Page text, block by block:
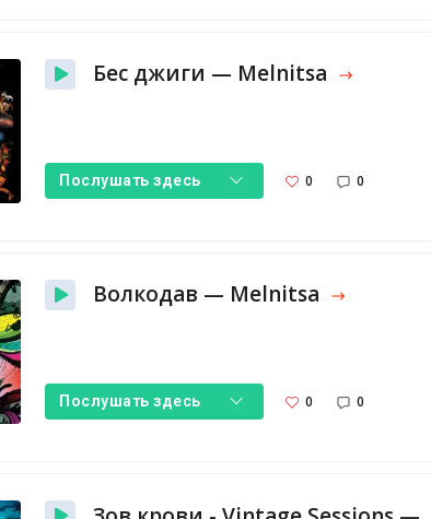
Бес джиги — Melnitsa
Послушать здесь 0 0
Волкодав — Melnitsa
Послушать здесь 0 0